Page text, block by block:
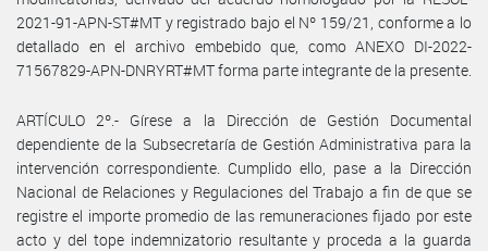
2021-91-APN-ST#MT y registrado bajo el Nº 159/21, conforme a lo
detallado en el archivo embebido que, como ANEXO DI-2022-
71567829-APN-DNRYRT#MT forma parte integrante de la presente.
ARTÍCULO 2º.- Gírese a la Dirección de Gestión Documental
dependiente de la Subsecretaría de Gestión Administrativa para la
intervención correspondiente. Cumplido ello, pase a la Dirección
Nacional de Relaciones y Regulaciones del Trabajo a fin de que se
registre el importe promedio de las remuneraciones fijado por este
acto y del tope indemnizatorio resultante y proceda a la guarda